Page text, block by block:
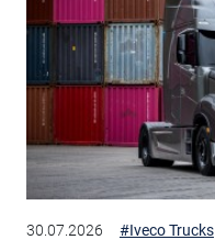
30.07.2026 #Iveco Trucks